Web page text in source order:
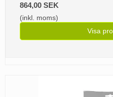
864,00 SEK
(inkl. moms)
Visa